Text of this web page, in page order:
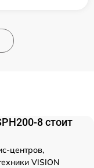
8 стоит
центров,
VISION